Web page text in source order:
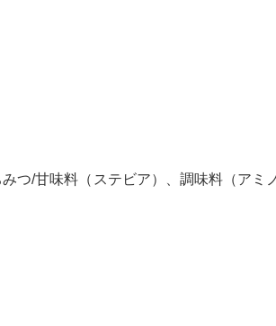
つ/甘味料（ステビア）、調味料（アミ